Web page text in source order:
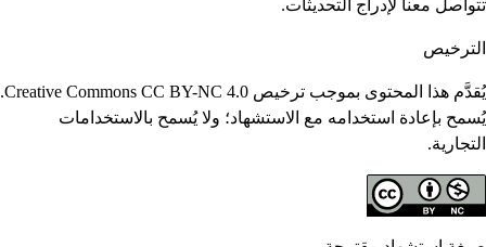
تتواصل معنا لإدراج التحديثات.
الترخيص
يُقدَّم هذا المحتوى بموجب ترخيص Creative Commons CC BY-NC 4.0.
يُسمح بإعادة استخدامه مع الاستشهاد؛ ولا يُسمح بالاستخدامات
التجارية.